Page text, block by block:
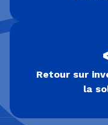
Retour sur
la